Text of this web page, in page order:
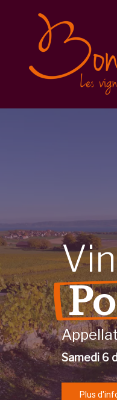
Samedi 6
Plus
Vins en Fête 2025
Balade gourmande
Inscription
Conditions générales
Vins en Fête 2023